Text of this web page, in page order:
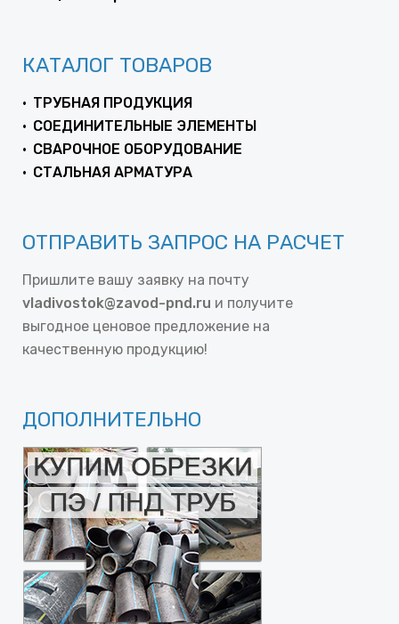
КАТАЛОГ ТОВАРОВ
ТРУБНАЯ ПРОДУКЦИЯ
СОЕДИНИТЕЛЬНЫЕ ЭЛЕМЕНТЫ
СВАРОЧНОЕ ОБОРУДОВАНИЕ
СТАЛЬНАЯ АРМАТУРА
ОТПРАВИТЬ ЗАПРОС НА РАСЧЕТ
Пришлите вашу заявку на почту
vladivostok@zavod-pnd.ru и получите
выгодное ценовое предложение на
качественную продукцию!
ДОПОЛНИТЕЛЬНО